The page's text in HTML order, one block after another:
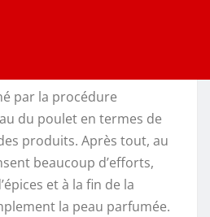
par la procédure
du poulet en termes de
produits. Après tout, au
beaucoup d’efforts,
et à la fin de la
la peau parfumée.